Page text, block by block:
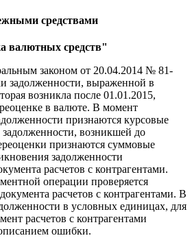
средствами
валютных средств"
законом от 20.04.2014 № 81-
задолженности, выраженной в
возникла после 01.01.2015,
в валюте. В момент
признаются курсовые
возникшей до
признаются суммовые
задолженности
расчетов с контрагентами.
операции проверяется
расчетов с контрагентами. В
в условных единицах, для
расчетов с контрагентами
ошибки.